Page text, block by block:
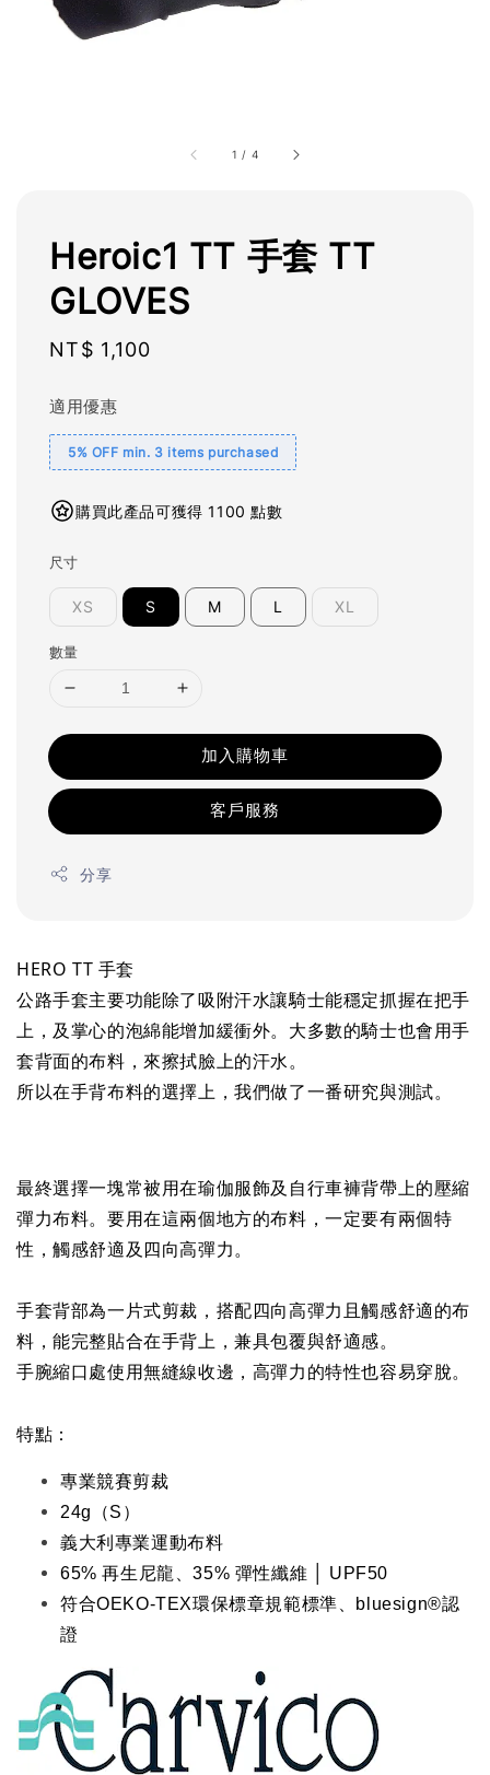
1 / 4
Heroic1 TT 手套 TT
GLOVES
Regular
NT$ 1,100
適用優惠
5% OFF min. 3 items purchased
購買此產品可獲得 1100 點數
尺寸
XS S M L XL
數量
加入購物車
客戶服務
分享
HERO TT 手套
公路手套主要功能除了吸附汗水讓騎士能穩定抓握在把手
上，及掌心的泡綿能增加緩衝外。大多數的騎士也會用手
套背面的布料，來擦拭臉上的汗水。
所以在手背布料的選擇上，我們做了一番研究與測試。
最終選擇一塊常被用在瑜伽服飾及自行車褲背帶上的壓縮
彈力布料。要用在這兩個地方的布料，一定要有兩個特
性，觸感舒適及四向高彈力。
手套背部為一片式剪裁，搭配四向高彈力且觸感舒適的布
料，能完整貼合在手背上，兼具包覆與舒適感。
手腕縮口處使用無縫線收邊，高彈力的特性也容易穿脫。
特點：
專業競賽剪裁
24g（S）
義大利專業運動布料
65% 再生尼龍、35% 彈性纖維
│ UPF50
符合OEKO-TEX環保標章規範標準、bluesign®認
證